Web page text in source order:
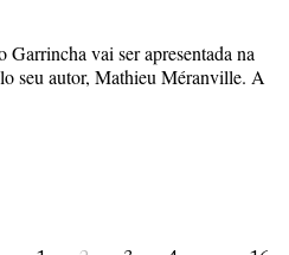
vai ser apresentada na
seu autor, Mathieu Méranville. A